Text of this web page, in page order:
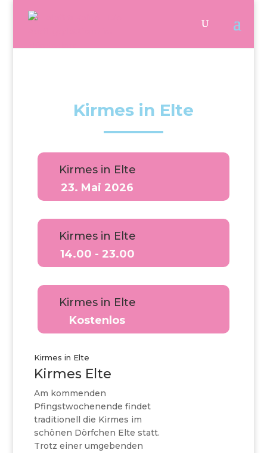
Kirmes in Elte
Kirmes in Elte
23. Mai 2026
Kirmes in Elte
14.00 - 23.00
Kirmes in Elte
Kostenlos
Kirmes in Elte
Kirmes Elte
Am kommenden
Pfingstwochenende findet
traditionell die Kirmes im
schönen Dörfchen Elte statt.
Trotz einer umgebenden